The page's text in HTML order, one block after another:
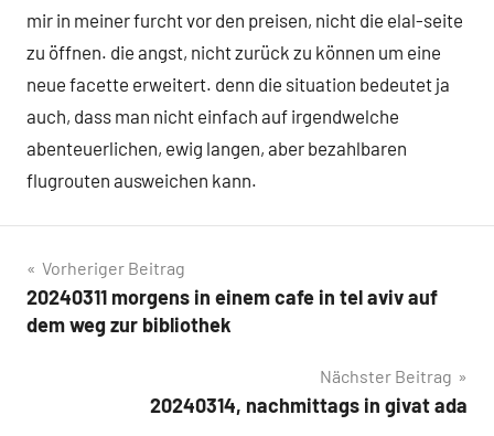
mir in meiner furcht vor den preisen, nicht die elal-seite
zu öffnen. die angst, nicht zurück zu können um eine
neue facette erweitert. denn die situation bedeutet ja
auch, dass man nicht einfach auf irgendwelche
abenteuerlichen, ewig langen, aber bezahlbaren
flugrouten ausweichen kann.
Beitragsnavigation
Vorheriger Beitrag
20240311 morgens in einem cafe in tel aviv auf
dem weg zur bibliothek
Nächster Beitrag
20240314, nachmittags in givat ada